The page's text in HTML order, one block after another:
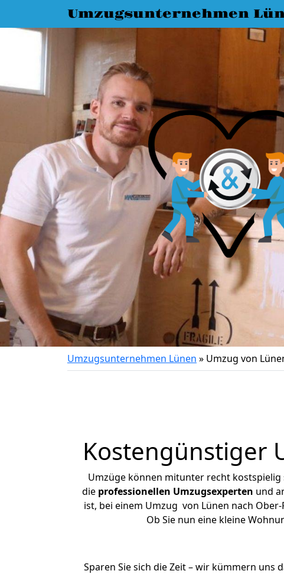
Umzugsunternehmen
Umzugsunternehmen Lünen » Umzug von
Kostengünstiger
Umzüge können mitunter recht kostspielig
die professionellen Umzugsexperten und
ist, bei einem Umzug von Lünen nach
Ob Sie nun eine kleine
Sparen Sie sich die Zeit – wir kümmern uns